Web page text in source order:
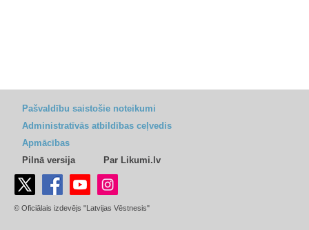
Pašvaldību saistošie noteikumi
Administratīvās atbildības ceļvedis
Apmācības
Pilnā versija
Par Likumi.lv
© Oficiālais izdevējs "Latvijas Vēstnesis"